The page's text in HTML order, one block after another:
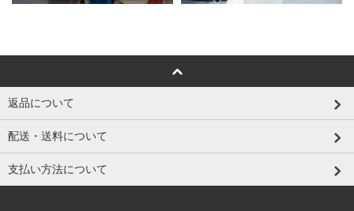
返品について
配送・送料について
支払い方法について